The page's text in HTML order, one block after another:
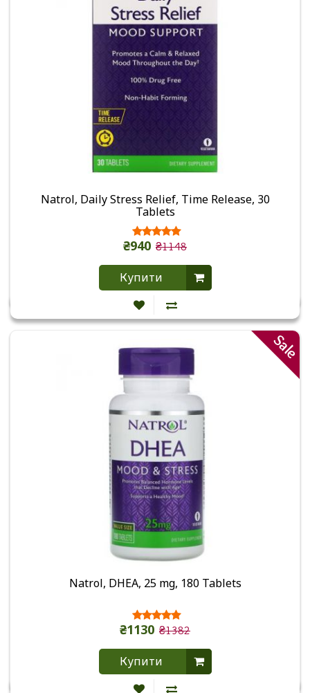
Natrol, Daily Stress Relief, Time Release, 30
Tablets
₴940 ₴1148
Купити
Sale
Natrol, DHEA, 25 mg, 180 Tablets
₴1130 ₴1382
Купити